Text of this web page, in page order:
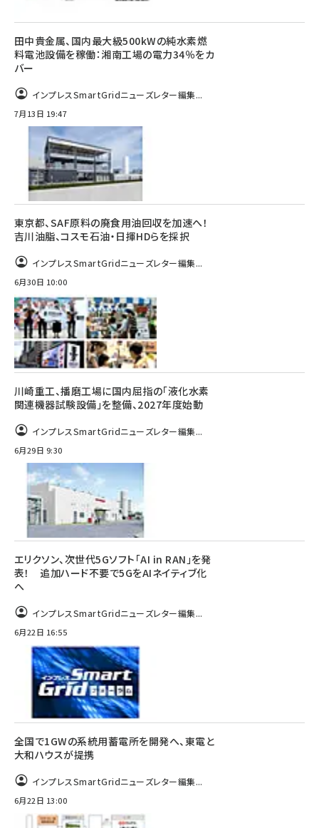
田中貴金属、国内最大級500kWの純水素燃
料電池設備を稼働：湘南工場の電力34％をカ
バー
インプレスSmartGridニューズレター編集...
7月13日 19:47
東京都、SAF原料の廃食用油回収を加速へ！
吉川油脂、コスモ石油・日揮HDらを採択
インプレスSmartGridニューズレター編集...
6月30日 10:00
川崎重工、播磨工場に国内屈指の「液化水素
関連機器試験設備」を整備、2027年度始動
インプレスSmartGridニューズレター編集...
6月29日 9:30
エリクソン、次世代5Gソフト「AI in RAN」を発
表！ 追加ハード不要で5GをAIネイティブ化
へ
インプレスSmartGridニューズレター編集...
6月22日 16:55
全国で1GWの系統用蓄電所を開発へ、東電と
大和ハウスが提携
インプレスSmartGridニューズレター編集...
6月22日 13:00